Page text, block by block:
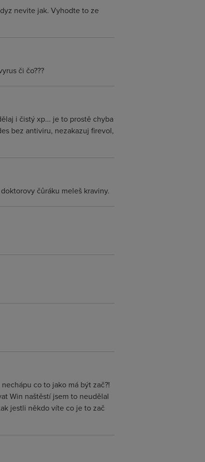
nevite jak. Vyhodte to ze
či čo???
i čistý xp... je to prostě chyba
bez antiviru, nezakazuj firevol,
čůráku meleš kraviny.
co to jako má být zač?!
Win naštěstí jsem to neudělal
jestli někdo víte co je to zač